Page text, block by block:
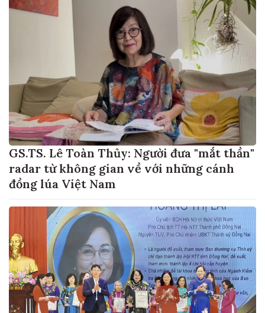
GS.TS. Lê Toàn Thủy: Người đưa "mắt thần"
radar từ không gian về với những cánh
đồng lúa Việt Nam